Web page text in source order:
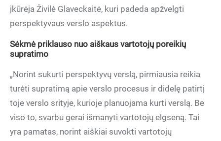
įkūrėja Živilė Glaveckaitė, kuri padeda apžvelgti
perspektyvaus verslo aspektus.
Sėkmė priklauso nuo aiškaus vartotojų poreikių
supratimo
„Norint sukurti perspektyvų verslą, pirmiausia reikia
turėti supratimą apie verslo procesus ir didelę patirtį
toje verslo srityje, kurioje planuojama kurti verslą. Be
viso to, svarbu gerai išmanyti vartotojų elgseną. Tai
yra pamatas, norint aiškiai suvokti vartotojų